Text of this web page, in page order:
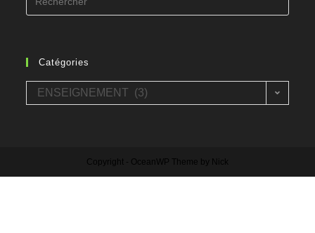
for:
Catégories
Catégories
ENSEIGNEMENT (3)
Copyright - OceanWP Theme by Nick